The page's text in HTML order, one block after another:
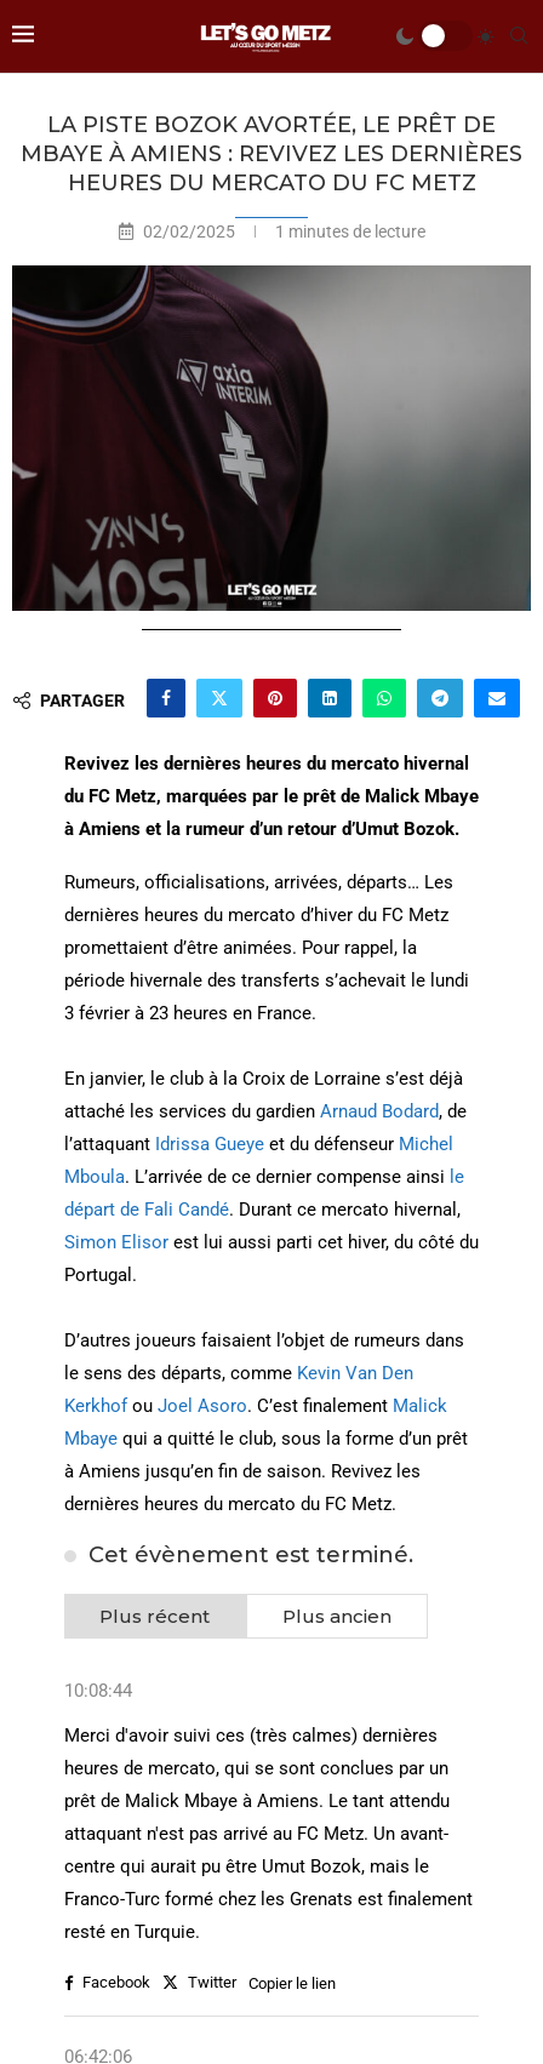
LA PISTE BOZOK AVORTÉE, LE PRÊT DE
MBAYE À AMIENS : REVIVEZ LES DERNIÈRES
HEURES DU MERCATO DU FC METZ
02/02/2025 1 minutes de lecture
PARTAGER
Revivez les dernières heures du mercato hivernal
du FC Metz, marquées par le prêt de Malick Mbaye
à Amiens et la rumeur d’un retour d’Umut Bozok.
Rumeurs, officialisations, arrivées, départs… Les
dernières heures du mercato d’hiver du FC Metz
promettaient d’être animées. Pour rappel, la
période hivernale des transferts s’achevait le lundi
3 février à 23 heures en France.
En janvier, le club à la Croix de Lorraine s’est déjà
attaché les services du gardien Arnaud Bodard, de
l’attaquant Idrissa Gueyeet du défenseur Michel
Mboula. L’arrivée de ce dernier compense ainsi le
départ de Fali Candé. Durant ce mercato hivernal,
Simon Elisorest lui aussi parti cet hiver, du côté du
Portugal.
D’autres joueurs faisaient l’objet de rumeurs dans
le sens des départs, comme Kevin Van Den
Kerkhofou Joel Asoro. C’est finalement Malick
Mbayequi a quitté le club, sous la forme d’un prêt
à Amiens jusqu’en fin de saison. Revivez les
dernières heures du mercato du FC Metz.
Cet évènement est terminé.
Plus récent Plus ancien
10:08:44
Merci d'avoir suivi ces (très calmes) dernières
heures de mercato, qui se sont conclues par un
prêt de Malick Mbaye à Amiens. Le tant attendu
attaquant n'est pas arrivé au FC Metz. Un avant-
centre qui aurait pu être Umut Bozok, mais le
Franco-Turc formé chez les Grenats est finalement
resté en Turquie.
Facebook Twitter Copier le lien
06:42:06